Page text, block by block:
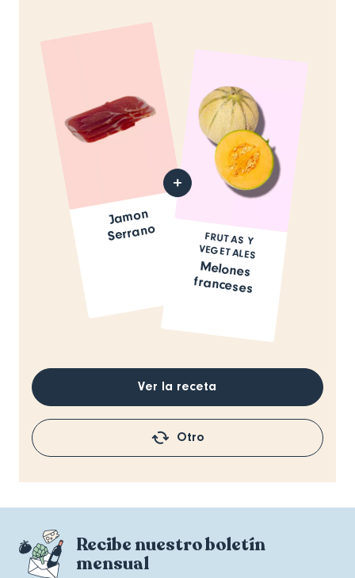
Ja
mon
Serrano FRUTAS Y
VEGETALES
Melones
franceses
Ver la receta
Otro
Recibe nuestro boletín
mensual